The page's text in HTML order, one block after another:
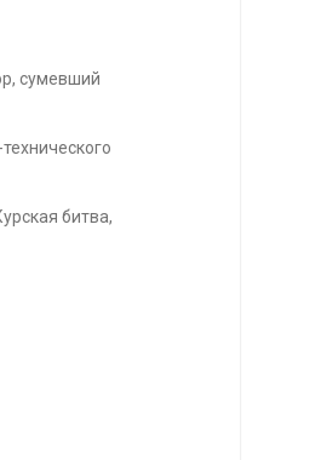
сумевший
битва,